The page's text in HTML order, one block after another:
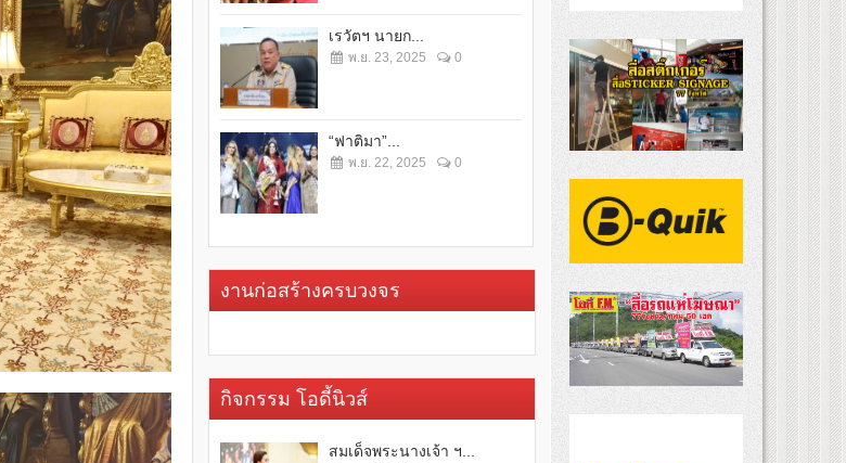
เรวัตฯ นายก...
พ.ย. 23, 2025 0
“ฟาติมา”...
พ.ย. 22, 2025 0
งานก่อสร้างครบวงจร
กิจกรรม โอดี้นิวส์
สมเด็จพระนางเจ้า ฯ...